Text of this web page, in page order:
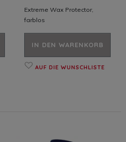
Extreme Wax Protector,
farblos
IN DEN WARENKORB
AUF DIE WUNSCHLISTE